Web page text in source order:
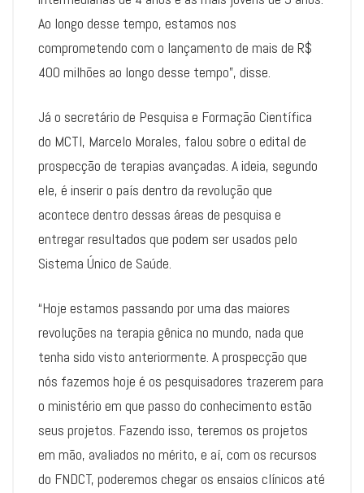
Ao longo desse tempo, estamos nos
comprometendo com o lançamento de mais de R$
400 milhões ao longo desse tempo”, disse.
Já o secretário de Pesquisa e Formação Científica
do MCTI, Marcelo Morales, falou sobre o edital de
prospecção de terapias avançadas. A ideia, segundo
ele, é inserir o país dentro da revolução que
acontece dentro dessas áreas de pesquisa e
entregar resultados que podem ser usados pelo
Sistema Único de Saúde.
“Hoje estamos passando por uma das maiores
revoluções na terapia gênica no mundo, nada que
tenha sido visto anteriormente. A prospecção que
nós fazemos hoje é os pesquisadores trazerem para
o ministério em que passo do conhecimento estão
seus projetos. Fazendo isso, teremos os projetos
em mão, avaliados no mérito, e aí, com os recursos
do FNDCT, poderemos chegar os ensaios clínicos até